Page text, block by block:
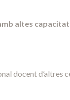
altes
docent d’altres